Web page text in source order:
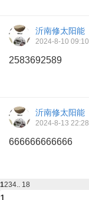
沂南修太阳能
2024-8-10 09:10
2583692589
沂南修太阳能
2024-8-13 22:28
666666666666
1234.. 18